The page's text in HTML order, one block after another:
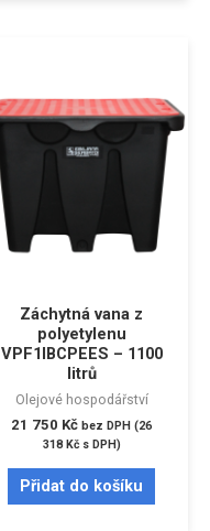
Záchytná vana z
polyetylenu
VPF1IBCPEES – 1100
litrů
Olejové hospodářství
21 750 Kč bez DPH (26
318 Kčs DPH)
Přidat do košíku